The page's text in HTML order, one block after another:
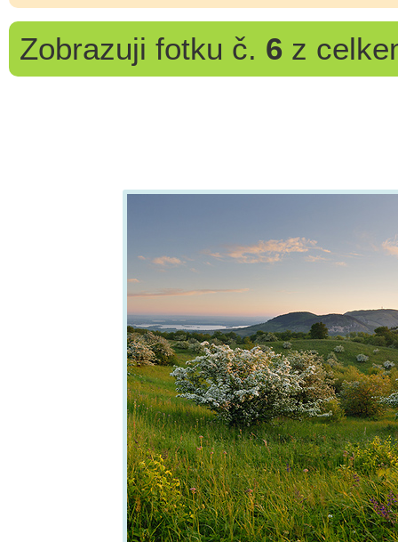
Zobrazuji fotku č. 6z